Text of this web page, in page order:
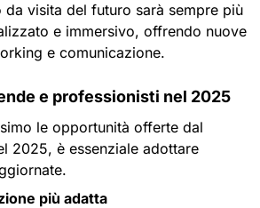
da visita del futuro sarà sempre più
e immersivo, offrendo nuove
e comunicazione.
e professionisti nel 2025
le opportunità offerte dal
2025, è essenziale adottare
più adatta